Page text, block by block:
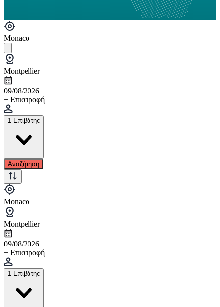
Monaco
Montpellier
09/08/2026
+ Επιστροφή
1 Επιβάτης
Αναζήτηση
Monaco
Montpellier
09/08/2026
+ Επιστροφή
1 Επιβάτης